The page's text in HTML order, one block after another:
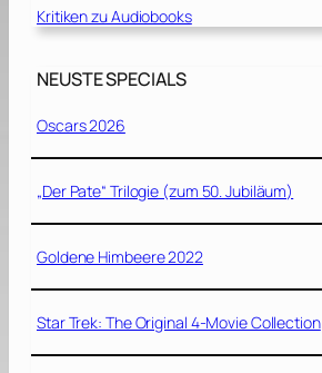
Kritiken zu Audiobooks
NEUSTE SPECIALS
Oscars 2026
„Der Pate“ Trilogie (zum 50. Jubiläum)
Goldene Himbeere 2022
Star Trek: The Original 4-Movie Collection